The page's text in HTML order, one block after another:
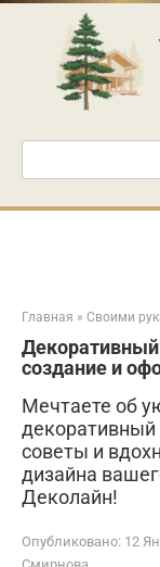
Перейти
контенту
Поиск:
Главная » Своими
создание и
Мечтаете об
советы и
дизайна
Деколайн!
Опубликовано: 12